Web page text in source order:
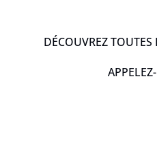
DÉCOUVREZ TOUTES